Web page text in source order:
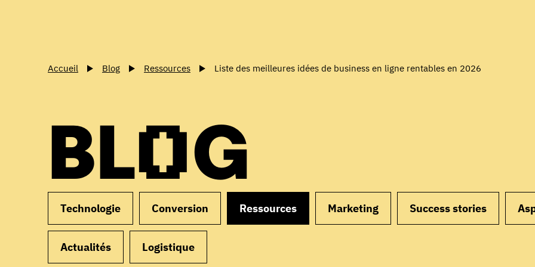
Accueil Blog Ressources Liste des meilleures idées de business en ligne rentables en 2026
BLOG
Technologie Conversion Ressources Marketing Success stories
Actualités Logistique